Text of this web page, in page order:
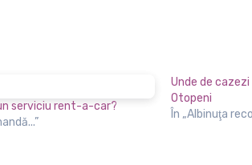
serviciu rent-a-car?
Unde de
Otopeni
În „Albinuţa